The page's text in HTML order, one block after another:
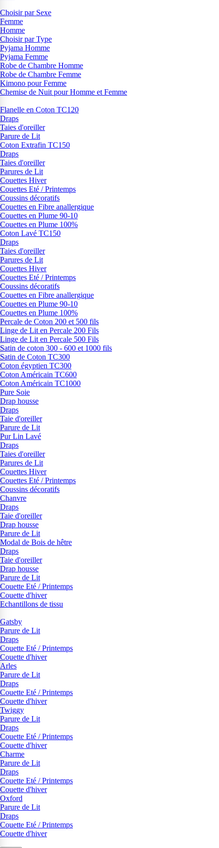
Choisir par Sexe
Femme
Homme
Choisir par Type
Pyjama Homme
Pyjama Femme
Robe de Chambre Homme
Robe de Chambre Femme
Kimono pour Femme
Chemise de Nuit pour Homme et Femme
Flanelle en Coton TC120
Draps
Taies d'oreiller
Parure de Lit
Coton Extrafin TC150
Draps
Taies d'oreiller
Parures de Lit
Couettes Hiver
Couettes Eté / Printemps
Coussins décoratifs
Couettes en Fibre anallergique
Couettes en Plume 90-10
Couettes en Plume 100%
Coton Lavé TC150
Draps
Taies d'oreiller
Parures de Lit
Couettes Hiver
Couettes Eté / Printemps
Coussins décoratifs
Couettes en Fibre anallergique
Couettes en Plume 90-10
Couettes en Plume 100%
Percale de Coton 200 et 500 fils
Linge de Lit en Percale 200 Fils
Linge de Lit en Percale 500 Fils
Satin de coton 300 - 600 et 1000 fils
Satin de Coton TC300
Coton égyptien TC300
Coton Américain TC600
Coton Américain TC1000
Pure Soie
Drap housse
Draps
Taie d'oreiller
Parure de Lit
Pur Lin Lavé
Draps
Taies d'oreiller
Parures de Lit
Couettes Hiver
Couettes Eté / Printemps
Coussins décoratifs
Chanvre
Draps
Taie d'oreiller
Drap housse
Parure de Lit
Modal de Bois de hêtre
Draps
Taie d'oreiller
Drap housse
Parure de Lit
Couette Eté / Printemps
Couette d'hiver
Echantillons de tissu
Gatsby
Parure de Lit
Draps
Couette Eté / Printemps
Couette d'hiver
Arles
Parure de Lit
Draps
Couette Eté / Printemps
Couette d'hiver
Twiggy
Parure de Lit
Draps
Couette Eté / Printemps
Couette d'hiver
Charme
Parure de Lit
Draps
Couette Eté / Printemps
Couette d'hiver
Oxford
Parure de Lit
Draps
Couette Eté / Printemps
Couette d'hiver